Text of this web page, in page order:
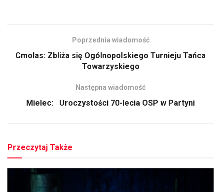
Poprzednia wiadomość
Cmolas: Zbliża się Ogólnopolskiego Turnieju Tańca
Towarzyskiego
Następna wiadomość
Mielec: Uroczystości 70-lecia OSP w Partyni
Przeczytaj Także